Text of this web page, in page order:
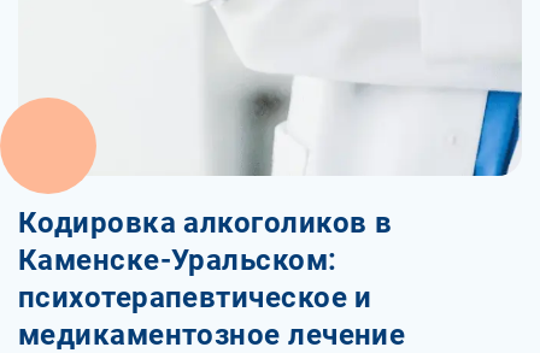
Кодировка алкоголиков в
Каменске-Уральском:
психотерапевтическое и
медикаментозное лечение